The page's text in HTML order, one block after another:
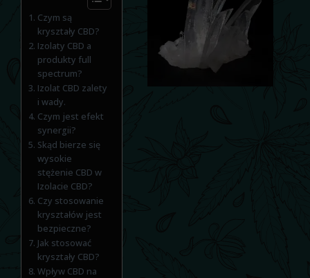
Czym są
kryształy CBD?
Izolaty CBD a
produkty full
spectrum?
Izolat CBD zalety
i wady.
Czym jest efekt
synergii?
Skąd bierze się
wysokie
stężenie CBD w
Izolacie CBD?
Czy stosowanie
kryształów jest
bezpieczne?
Jak stosować
kryształy CBD?
Wpływ CBD na